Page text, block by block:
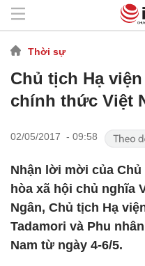
Thời sự
Chủ tịch Hạ
chính thức Việt
02/05/2017 - 09:58
Nhận lời mời của
hòa xã hội chủ nghĩa
Ngân, Chủ tịch Hạ
Tadamori và Phu
Nam từ ngày 4-6/5.